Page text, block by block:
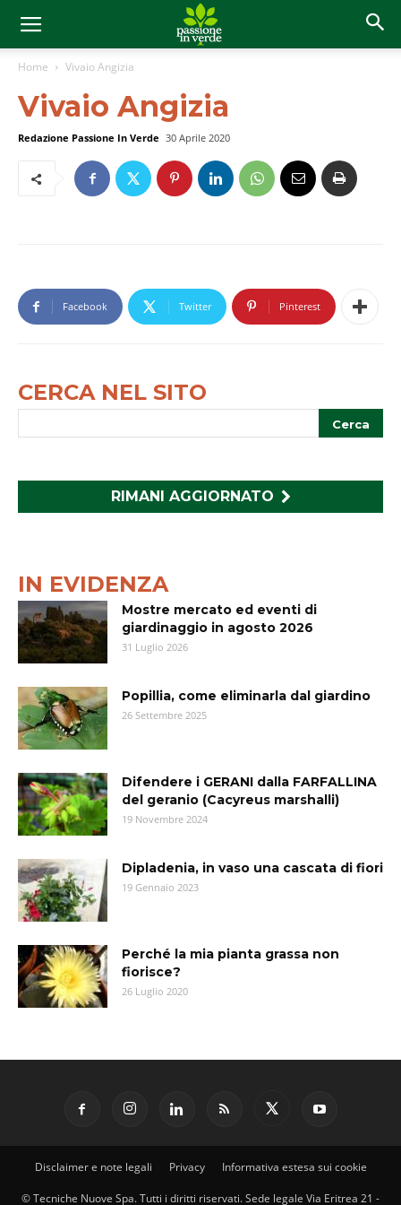
Home Vivaio Angizia
Vivaio Angizia
Redazione Passione In Verde 30 Aprile 2020
Facebook Twitter Pinterest
CERCA NEL SITO
RIMANI AGGIORNATO
IN EVIDENZA
Mostre mercato ed eventi di
giardinaggio in agosto 2026
31 Luglio 2026
Popillia, come eliminarla dal giardino
26 Settembre 2025
Difendere i GERANI dalla FARFALLINA
del geranio (Cacyreus marshalli)
19 Novembre 2024
Dipladenia, in vaso una cascata di fiori
19 Gennaio 2023
Perché la mia pianta grassa non
fiorisce?
26 Luglio 2020
Disclaimer e note legali Privacy Informativa estesa sui cookie
© Tecniche Nuove Spa. Tutti i diritti riservati. Sede legale Via Eritrea 21 -